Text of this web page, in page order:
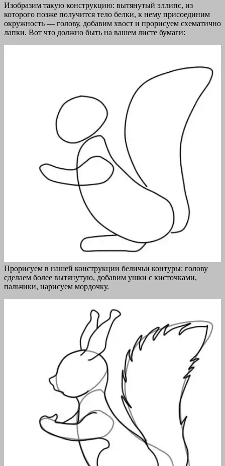
Изобразим такую конструкцию: вытянутый эллипс, из
которого позже получится тело белки, к нему присоединим
окружность — голову, добавим хвост и прорисуем схематично
лапки. Вот что должно быть на вашем листе бумаги:
Прорисуем в нашей конструкции беличьи контуры: голову
сделаем более вытянутую, добавим ушки с кисточками,
пальчики, нарисуем мордочку.